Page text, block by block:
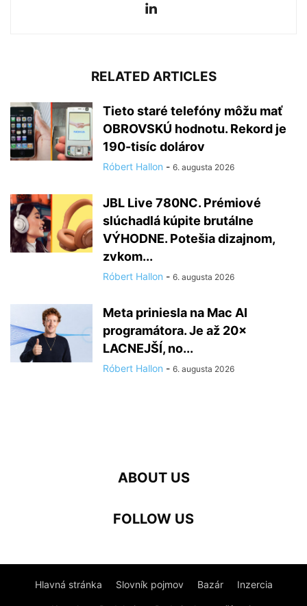
RELATED ARTICLES
Tieto staré telefóny môžu mať
OBROVSKÚ hodnotu. Rekord je
190-tisíc dolárov
Róbert Hallon - 6. augusta 2026
JBL Live 780NC. Prémiové
slúchadlá kúpite brutálne
VÝHODNE. Potešia dizajnom,
zvkom...
Róbert Hallon - 6. augusta 2026
Meta priniesla na Mac AI
programátora. Je až 20×
LACNEJŠÍ, no...
Róbert Hallon - 6. augusta 2026
ABOUT US
FOLLOW US
Hlavná stránka Slovník pojmov Bazár Inzercia